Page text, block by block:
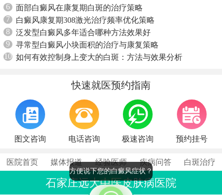
6
面部白癜风在康复期白斑的治疗策略
7
白癜风康复期308激光治疗频率优化策略
8
泛发型白癜风多年适合哪种方法效果好
9
寻常型白癜风小块面积的治疗与康复策略
10 如何有效控制身上变大的白斑：方法与效果分析
快速就医预约指南
图文咨询 电话咨询 极速咨询 预约挂号
医院首页 媒体报道 经验医师 疾病问答 白斑治疗
石家庄远大中医皮肤病医院
方便说下您的白癜风症状？